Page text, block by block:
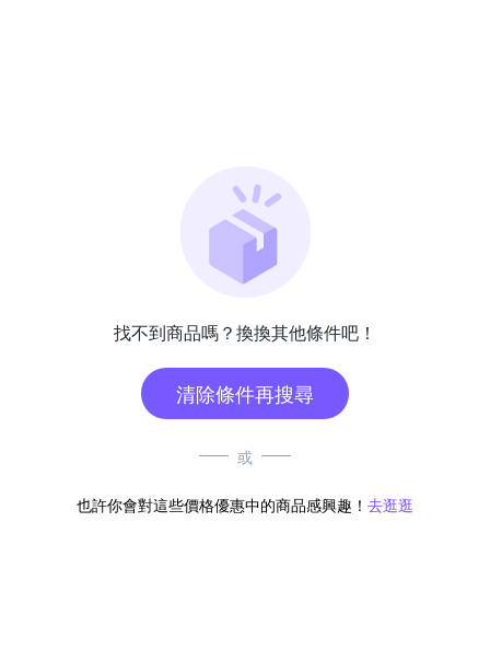
找不到商品嗎？換換其他條件吧！
清除條件再搜尋
或
也許你會對這些價格優惠中的商品感興趣！ 去逛逛